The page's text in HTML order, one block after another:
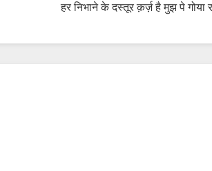
हर निभाने के दस्तूर क़र्ज़ है मुझ पे